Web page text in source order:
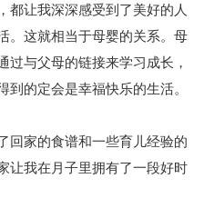
都让我深深感受到了美好的人
。这就相当于母婴的关系。母
过与父母的链接来学习成长，
的定会是幸福快乐的生活。
回家的食谱和一些育儿经验的
让我在月子里拥有了一段好时